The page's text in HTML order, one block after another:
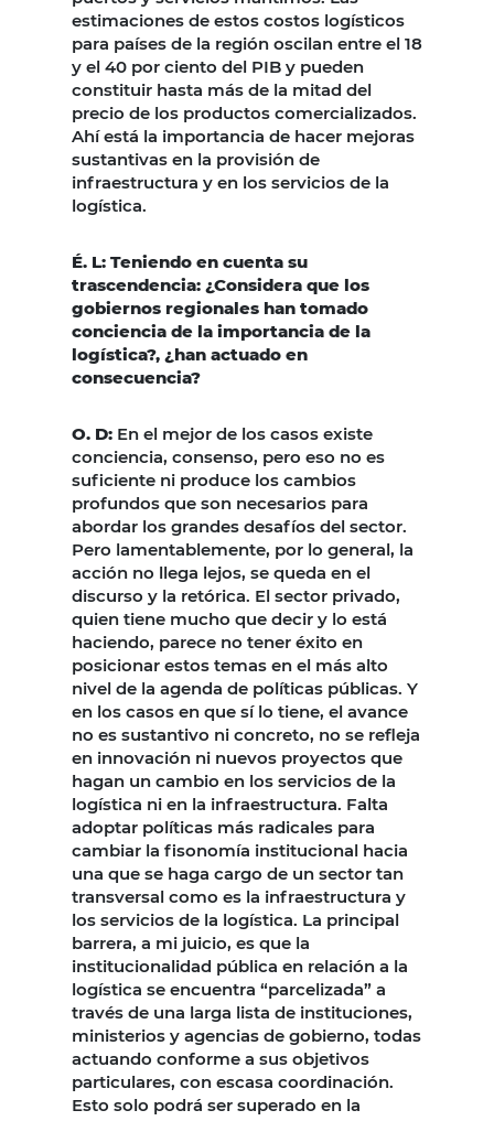
estimaciones de estos costos logísticos
para países de la región oscilan entre el 18
y el 40 por ciento del PIB y pueden
constituir hasta más de la mitad del
precio de los productos comercializados.
Ahí está la importancia de hacer mejoras
sustantivas en la provisión de
infraestructura y en los servicios de la
logística.
É. L: Teniendo en cuenta su
trascendencia: ¿Considera que los
gobiernos regionales han tomado
conciencia de la importancia de la
logística?, ¿han actuado en
consecuencia?
O. D: En el mejor de los casos existe
conciencia, consenso, pero eso no es
suficiente ni produce los cambios
profundos que son necesarios para
abordar los grandes desafíos del sector.
Pero lamentablemente, por lo general, la
acción no llega lejos, se queda en el
discurso y la retórica. El sector privado,
quien tiene mucho que decir y lo está
haciendo, parece no tener éxito en
posicionar estos temas en el más alto
nivel de la agenda de políticas públicas. Y
en los casos en que sí lo tiene, el avance
no es sustantivo ni concreto, no se refleja
en innovación ni nuevos proyectos que
hagan un cambio en los servicios de la
logística ni en la infraestructura. Falta
adoptar políticas más radicales para
cambiar la fisonomía institucional hacia
una que se haga cargo de un sector tan
transversal como es la infraestructura y
los servicios de la logística. La principal
barrera, a mi juicio, es que la
institucionalidad pública en relación a la
logística se encuentra “parcelizada” a
través de una larga lista de instituciones,
ministerios y agencias de gobierno, todas
actuando conforme a sus objetivos
particulares, con escasa coordinación.
Esto solo podrá ser superado en la